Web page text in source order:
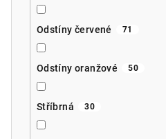
Odstíny červené 71
Odstíny oranžové 50
Stříbrná 30